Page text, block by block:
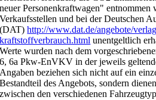
neuer Personenkraftwagen" entnommen
Verkaufsstellen und bei der Deutschen
(DAT)http://www.dat.de/angebote/
kraftstoffverbrauch.html unentgeltlich
Werte wurden nach dem
6, 6a Pkw-EnVKV in der jeweils
Angaben beziehen sich nicht auf ein
Bestandteil des Angebots, sondern
zwischen den verschiedenen